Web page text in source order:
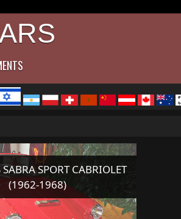
SPORT CABRIOLET
(1962-1968)